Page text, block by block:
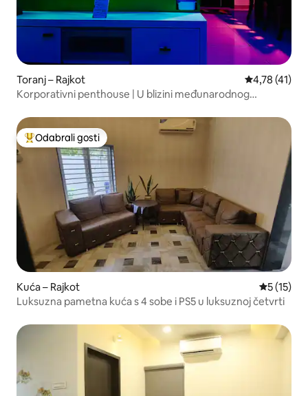
Toranj – Rajkot Prosječna
4,78 (41)
Korporativni penthouse | U blizini međunarodnog
Među najviše rangiranima s oznakom „Odabrali gosti”
Odabrali gosti
Kuća – Rajkot Prosječna
5 (15)
Luksuzna pametna kuća s 4 sobe i PS5 u luksuznoj četvrti